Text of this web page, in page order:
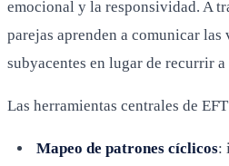
emocional y la responsividad. A
parejas aprenden a comunicar
subyacentes en lugar de recurrir a
Las herramientas centrales de
Mapeo de patrones cíclicos: